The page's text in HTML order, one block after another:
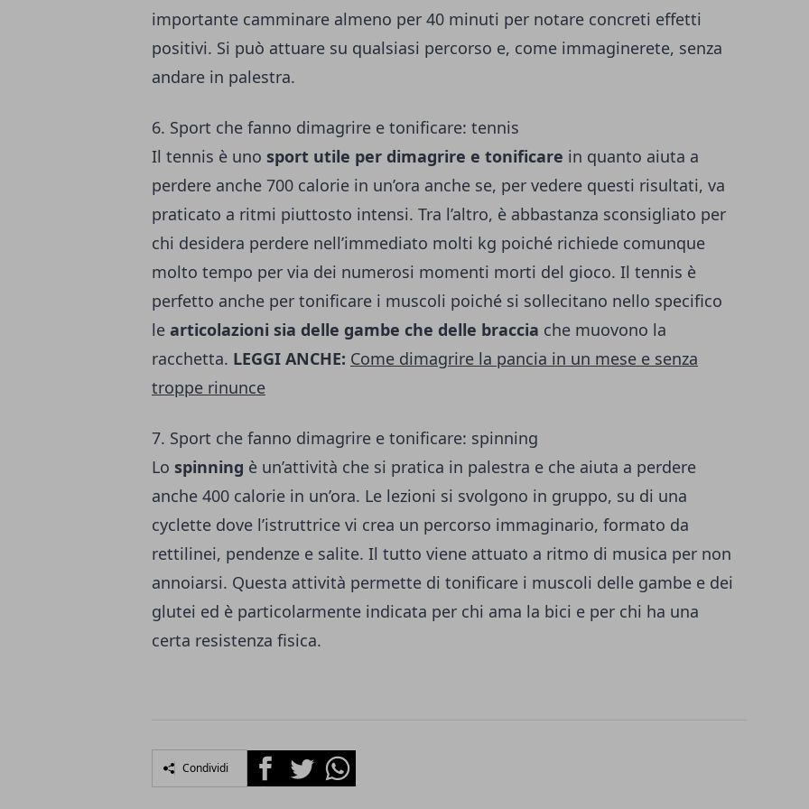
importante camminare almeno per 40 minuti per notare concreti effetti
positivi. Si può attuare su qualsiasi percorso e, come immaginerete, senza
andare in palestra.
6. Sport che fanno dimagrire e tonificare: tennis
Il tennis è uno sport utile per dimagrire e tonificare in quanto aiuta a
perdere anche 700 calorie in un’ora anche se, per vedere questi risultati, va
praticato a ritmi piuttosto intensi. Tra l’altro, è abbastanza sconsigliato per
chi desidera perdere nell’immediato molti kg poiché richiede comunque
molto tempo per via dei numerosi momenti morti del gioco. Il tennis è
perfetto anche per tonificare i muscoli poiché si sollecitano nello specifico
le articolazioni sia delle gambe che delle braccia che muovono la
racchetta. LEGGI ANCHE: Come dimagrire la pancia in un mese e senza
troppe rinunce
7. Sport che fanno dimagrire e tonificare: spinning
Lo spinning è un’attività che si pratica in palestra e che aiuta a perdere
anche 400 calorie in un’ora. Le lezioni si svolgono in gruppo, su di una
cyclette dove l’istruttrice vi crea un percorso immaginario, formato da
rettilinei, pendenze e salite. Il tutto viene attuato a ritmo di musica per non
annoiarsi. Questa attività permette di tonificare i muscoli delle gambe e dei
glutei ed è particolarmente indicata per chi ama la bici e per chi ha una
certa resistenza fisica.
Condividi FacebookTwitterWhatsapp